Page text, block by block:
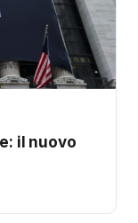
il nuovo